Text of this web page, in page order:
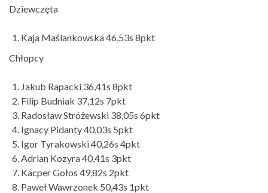
Dziewczęta
Kaja Maślankowska 46,53s 8pkt
Chłopcy
Jakub Rapacki 36,41s 8pkt
Filip Budniak 37,12s 7pkt
Radosław Stróżewski 38,05s 6pkt
Ignacy Pidanty 40,03s 5pkt
Igor Tyrakowski 40,26s 4pkt
Adrian Kozyra 40,41s 3pkt
Kacper Gołos 49,82s 2pkt
Paweł Wawrzonek 50,43s 1pkt